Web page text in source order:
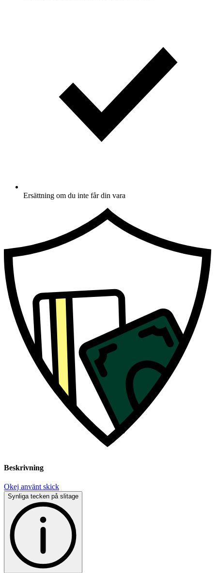
Ersättning om du inte får din vara
Beskrivning
Okej använt skick
Synliga tecken på slitage